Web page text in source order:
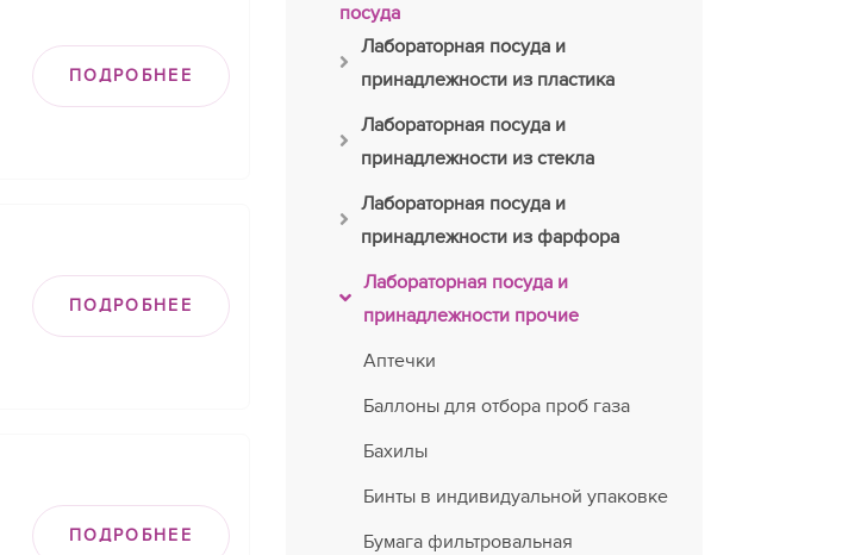
ПОДРОБНЕЕ
ПОДРОБНЕЕ
ПОДРОБНЕЕ
посуда
Лабораторная посуда и
принадлежности из пластика
Лабораторная посуда и
принадлежности из стекла
Лабораторная посуда и
принадлежности из фарфора
Лабораторная посуда и
принадлежности прочие
Аптечки
Баллоны для отбора проб газа
Бахилы
Бинты в индивидуальной упаковке
Бумага фильтровальная